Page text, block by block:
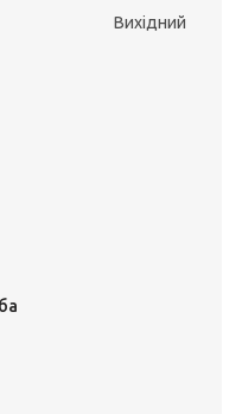
Вихідний